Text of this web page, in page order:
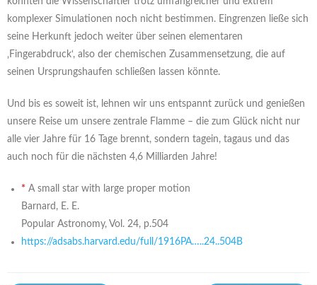
komplexer Simulationen noch nicht bestimmen. Eingrenzen ließe sich
seine Herkunft jedoch weiter über seinen elementaren
‚Fingerabdruck‘, also der chemischen Zusammensetzung, die auf
seinen Ursprungshaufen schließen lassen könnte.
Und bis es soweit ist, lehnen wir uns entspannt zurück und genießen
unsere Reise um unsere zentrale Flamme – die zum Glück nicht nur
alle vier Jahre für 16 Tage brennt, sondern tagein, tagaus und das
auch noch für die nächsten 4,6 Milliarden Jahre!
* A small star with large proper motion
Barnard, E. E.
Popular Astronomy, Vol. 24, p.504
https://adsabs.harvard.edu/full/1916PA…..24..504B